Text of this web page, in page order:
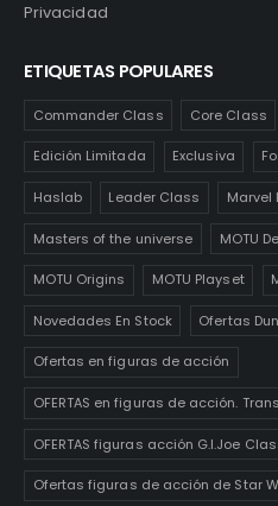
Privacidad
ETIQUETAS POPULARES
Commander Class Core Class
Edición Limitada Exclusiva
Haslab Leader Class Marvel
Masters of the universe MOTU
MOTU Origins MOTU Playset
Novedades En Stock Ofertas
Ofertas en figuras de acción
OFERTAS en figuras de acción.
OFERTAS figuras acción G.I.Joe
Ofertas figuras de acción de Star